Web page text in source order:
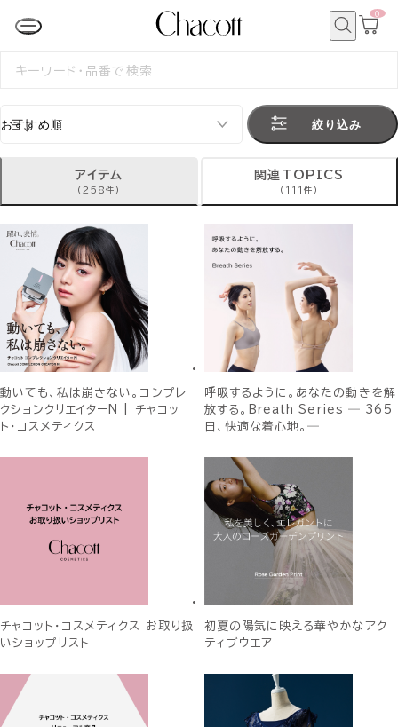
カ
0
検
絞り込み
アイテム
(258件)
関連TOPICS
(111件)
動いても、私は崩さない。コンプレ
クションクリエイターN | チャコッ
ト・コスメティクス
呼吸するように。あなたの動きを解
放する。Breath Series ― 365
日、快適な着心地。―
チャコット・コスメティクス お取り扱
いショップリスト
初夏の陽気に映える華やかなアク
ティブウエア